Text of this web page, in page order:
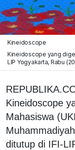
Kineidoscope
Kineidoscope yang
LIP Yogyakarta, Rabu
Kineidoscope
Mahasiswa
ditutup di IFI-